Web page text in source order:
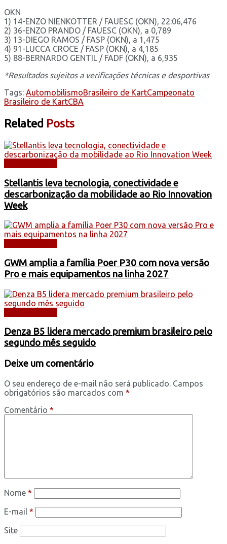
OKN
1) 14-ENZO NIENKOTTER / FAUESC (OKN), 22:06,476
2) 36-ENZO PRANDO / FAUESC (OKN), a 0,789
3) 13-DIEGO RAMOS / FASP (OKN), a 1,475
4) 91-LUCCA CROCE / FASP (OKN), a 4,185
5) 88-BERNARDO GENTIL / FADF (OKN), a 6,935
*Resultados sujeitos a verificações técnicas e desportivas
Tags: AutomobilismoBrasileiro de KartCampeonato
Brasileiro de KartCBA
Related Posts
Stellantis leva tecnologia, conectividade e
descarbonização da mobilidade ao Rio Innovation
Week
GWM amplia a família Poer P30 com nova versão
Pro e mais equipamentos na linha 2027
Denza B5 lidera mercado premium brasileiro pelo
segundo mês seguido
Deixe um comentário
O seu endereço de e-mail não será publicado. Campos
obrigatórios são marcados com *
Comentário *
Nome *
E-mail *
Site